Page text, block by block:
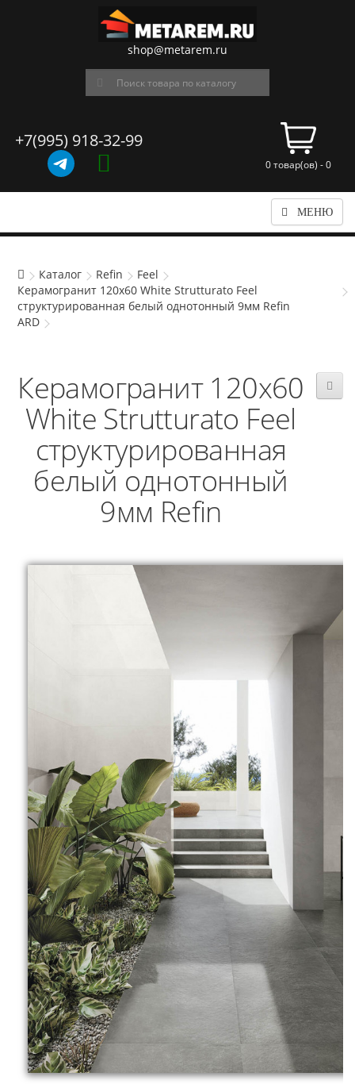
shop@metarem.ru
+7(995) 918-32-99
0 товар(ов) - 0
МЕНЮ
Каталог Refin
Feel
Керамогранит 120x60 White Strutturato Feel
структурированная белый однотонный 9мм Refin
ARD
Керамогранит 120x60
White Strutturato Feel
структурированная
белый однотонный
9мм Refin